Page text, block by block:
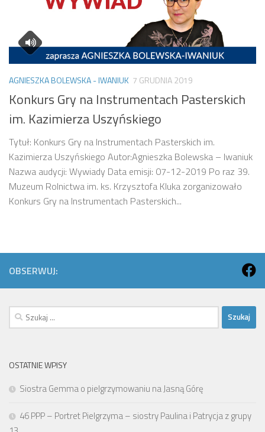
AGNIESZKA BOLEWSKA - IWANIUK 7 GRUDNIA 2019
Konkurs Gry na Instrumentach Pasterskich
im. Kazimierza Uszyńskiego
Tytuł: Konkurs Gry na Instrumentach Pasterskich im.
Kazimierza Uszyńskiego Autor:Agnieszka Bolewska – Iwaniuk
Nazwa audycji: Wywiady Data emisji: 07-12-2019 Po raz 39.
Muzeum Rolnictwa im. ks. Krzysztofa Kluka zorganizowało
Konkurs Gry na Instrumentach Pasterskich...
OBSERWUJ:
Szukaj:
OSTATNIE WPISY
Siostra Gemma o pielgrzymowaniu na Jasną Górę
46 PPP – Portret Pielgrzyma – siostry Paulina i Patrycja z grupy